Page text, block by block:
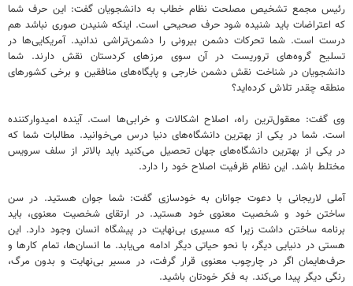
رئیس مجمع تشخیص مصلحت نظام خطاب به دانشجویان گفت: این حرف شما
که اعتراضات باید شنیده شود حرف صحیحی است. اینکه شنیدن صوری نباشد هم
درست است. شما تحرکات دشمن بیرونی را دشمن‌تراشی ندانید. آمریکایی‌ها در
تسلیح گروه‌های تروریست در آن سوی مرزهای کردستان نقش دارند. شما
دانشجویان در شناخت نقش دشمن خارجی و پایگاه‌های منافقین و برخی کشورهای
منطقه چقدر تلاش کرده‌اید؟
وی گفت: معقول‌ترین راه، اصلاح اشکالات و خرابی‌ها است. آینده امیدوارکننده
است. شما در یکی از بهترین دانشگاه‌های دنیا درس می‌خوانید. مطالبات شما که
در یکی از بهترین دانشگاه‌های جهان تحصیل می‌کنید باید بالاتر از سلف سرویس
مختلط باشد. این نظام ظرفیت اصلاح خود را دارد.
آملی لاریجانی با دعوت جوانان به خودسازی گفت: شما جوان هستید. در سن
ساختن خود و شخصیت معنوی خود هستید. در ارتقای شخصیت معنوی، باید
برنامه ساختن داشت زیرا که مسیری بی‌نهایت در پیشگاه انسان وجود دارد. این
هستی در دنیایی دیگر، با نحو حیاتی دیگر ادامه می‌یابد. ما انسان‌ها، تمام کارها و
حرف‌هایمان اگر در چارچوب معنوی قرار گرفت، در مسیر بی‌نهایت و بدون مرگ،
رنگی دیگر پیدا می‌کند. به فکر خودتان باشید.